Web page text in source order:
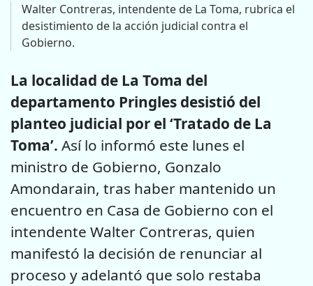
Walter Contreras, intendente de La Toma, rubrica el
desistimiento de la acción judicial contra el
Gobierno.
La localidad de La Toma del
departamento Pringles desistió del
planteo judicial por el ‘Tratado de La
Toma’. Así lo informó este lunes el
ministro de Gobierno, Gonzalo
Amondarain, tras haber mantenido un
encuentro en Casa de Gobierno con el
intendente Walter Contreras, quien
manifestó la decisión de renunciar al
proceso y adelantó que solo restaba